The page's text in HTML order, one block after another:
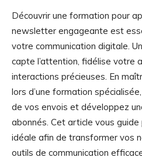
Découvrir une formation pour
newsletter engageante est
votre communication digitale.
capte l’attention, fidélise votre
interactions précieuses. En
lors d’une formation
de vos envois et développez
abonnés. Cet article vous
idéale afin de transformer vos
outils de communication